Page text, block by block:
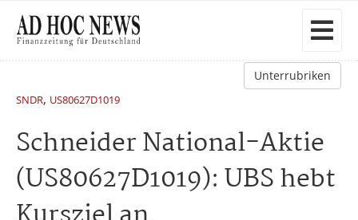
Unterrubriken
SNDR, US80627D1019
Schneider National-Aktie
(US80627D1019): UBS hebt